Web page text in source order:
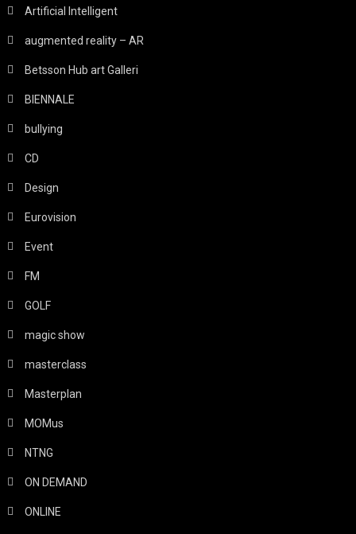
Artificial Intelligent
augmented reality – AR
Betsson Hub art Galleri
BIENNALE
bullying
CD
Design
Eurovision
Event
FM
GOLF
magic show
masterclass
Masterplan
MOMus
NTNG
ON DEMAND
ONLINE